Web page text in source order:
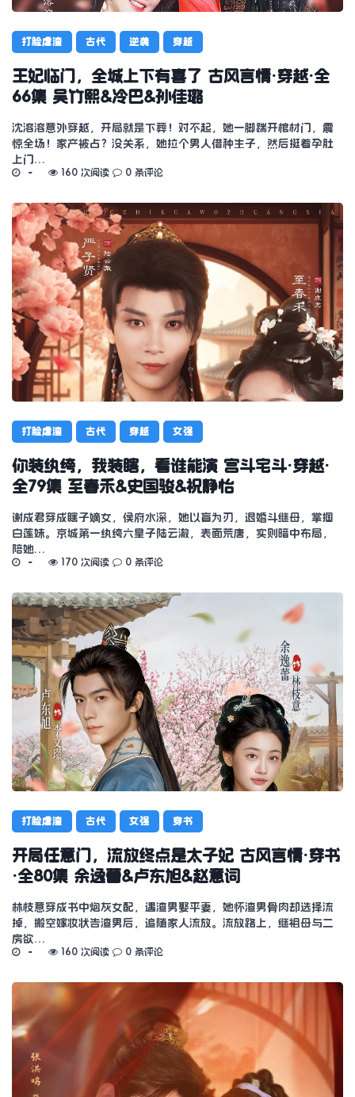
打脸虐渣 古代 逆袭 穿越
王妃临门，全城上下有喜了 古风言情·穿越·全
66集 吴竹熙&冷巴&孙佳璐
沈溶溶意外穿越，开局就是下葬！对不起，她一脚踹开棺材门，震
惊全场！家产被占？没关系，她拉个男人借种生子，然后挺着孕肚
上门…
160 次阅读 0 条评论
打脸虐渣 古代 穿越 女强
你装纨绔，我装瞎，看谁能演 宫斗宅斗·穿越·
全79集 至春禾&史国骏&祝静怡
谢成君穿成瞎子嫡女，侯府水深，她以盲为刃，退婚斗继母，掌掴
白莲妹。京城第一纨绔六皇子陆云澈，表面荒唐，实则暗中布局，
陪她…
170 次阅读 0 条评论
打脸虐渣 古代 女强 穿书
开局任意门，流放终点是太子妃 古风言情·穿书
·全80集 余逸蕾&卢东旭&赵意词
林枝意穿成书中炮灰女配，遇渣男娶平妻，她怀渣男骨肉却选择流
掉，搬空嫁妆状告渣男后，追随家人流放。流放路上，继祖母与二
房欲…
160 次阅读 0 条评论